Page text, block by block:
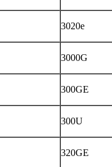
3020e
3000G
300GE
300U
320GE